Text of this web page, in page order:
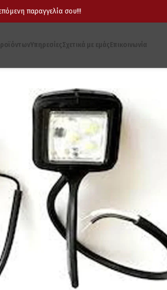
παραγγελία σου!!!
ΥπηρεσίεςΣχετικά με εμάςΕπικοινωνία